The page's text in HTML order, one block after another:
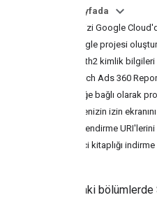
Bu sayfada
Projenizi Google
Google projesi
OAuth2 kimlik
Search Ads 360
İsteğe bağlı olarak
Projenizin izin
Yönlendirme
İstemci kitaplığı indirme
Aşağıdaki